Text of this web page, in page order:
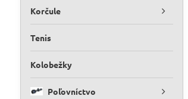
Korčule
Tenis
Kolobežky
Poľovníctvo